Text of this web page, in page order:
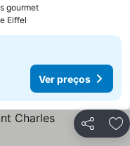
gourmet
Eiffel
Ver preços
Partilhar